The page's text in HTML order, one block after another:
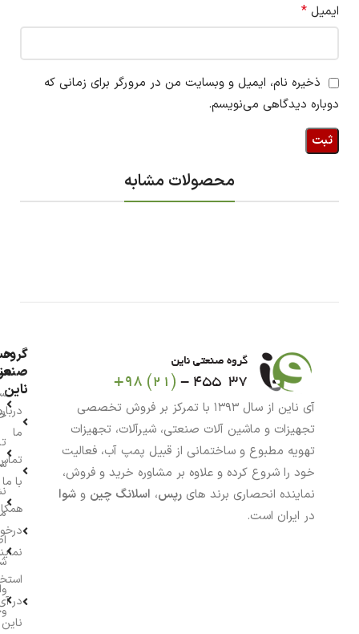
ایمیل *
ذخیره نام، ایمیل و وبسایت من در مرورگر برای زمانی که
دوباره دیدگاهی می‌نویسم.
محصولات مشابه
آی ناین از سال ۱۳۹۳ با تمرکز بر فروش تخصصی
تجهیزات و ماشین آلات صنعتی، شیرآلات، تجهیزات
تهویه مطبوع و ساختمانی از قبیل پمپ آب، فعالیت
خود را شروع کرده و علاوه بر مشاوره خرید و فروش،
نماینده انحصاری برند های رپس، اسلانگ چین و شوا
در ایران است.
گروه
ناین
ما
با ما
در
ناین